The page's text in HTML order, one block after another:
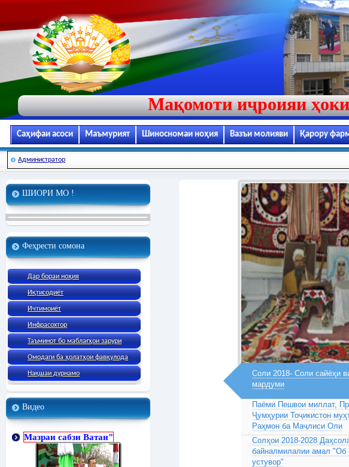
Мақомоти иҷроияи
Саҳифаи асоси Маъмурият Шиносномаи ноҳия Вазъи молияви Қарору
Администратор
ШИОРИ МО !
Феҳрести сомона
Дар бораи ноҳия
Иқтисодиёт
Ичтимоиёт
Инфрасохтор
Таъминот бо маблағҳои зарури
Омодаги ба ҳолатҳои фавқулода
Нақшаи дурнамо
Видео
Мазраи сабзи Ватан"
Соли 2018- Соли сайёҳи
мардуми
Паёми Пешвои миллат,
Ҷумҳурии Тоҷикистон
Раҳмон ба Маҷлиси Оли
Солҳои 2018-2028
байналмилалии амал "Об
устувор"